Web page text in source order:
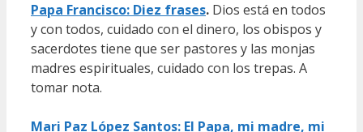
Papa Francisco: Diez frases. Dios está en todos
y con todos, cuidado con el dinero, los obispos y
sacerdotes tiene que ser pastores y las monjas
madres espirituales, cuidado con los trepas. A
tomar nota.
Mari Paz López Santos: El Papa, mi madre, mi